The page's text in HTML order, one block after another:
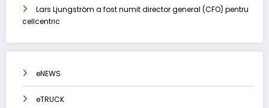
Lars Ljungström a fost numit director general (CFO) pentru
cellcentric
eNEWS
eTRUCK